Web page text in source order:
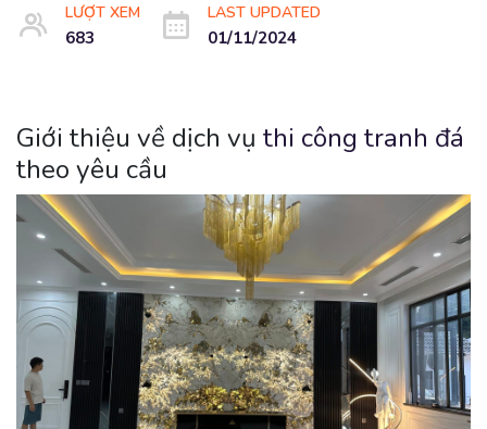
LƯỢT XEM
683
LAST UPDATED
01/11/2024
Giới thiệu về dịch vụ thi công tranh đá
theo yêu cầu